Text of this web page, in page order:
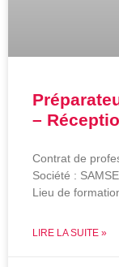
–
Contrat de
Société : SAMSE
Lieu de
LIRE LA SUITE »